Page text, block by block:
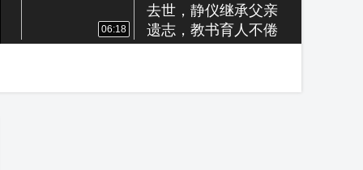
06:18
去世，静仪继承父亲
遗志，教书育人不倦
《新寡》方湄结婚纪